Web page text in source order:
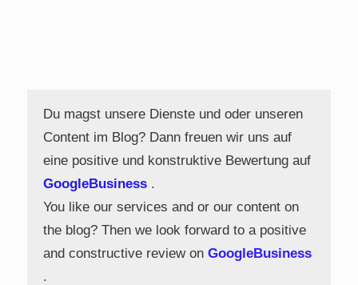
Du magst unsere Dienste und oder unseren
Content im Blog? Dann freuen wir uns auf
eine positive und konstruktive Bewertung auf
GoogleBusiness .
You like our services and or our content on
the blog? Then we look forward to a positive
and constructive review on GoogleBusiness
.